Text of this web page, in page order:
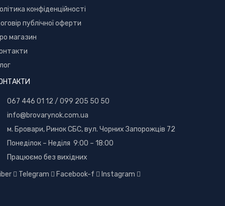
конфіденційності
публічної оферти
магазин
067 446 01 12 / 099 205 50 50
info@brovarynok.com.ua
м. Бровари, Ринок СБС, вул. Чорних Запорожців 72
Понеділок – Неділя 9:00 – 18:00
Працюємо без вихідних
Telegram Facebook-f Instagram